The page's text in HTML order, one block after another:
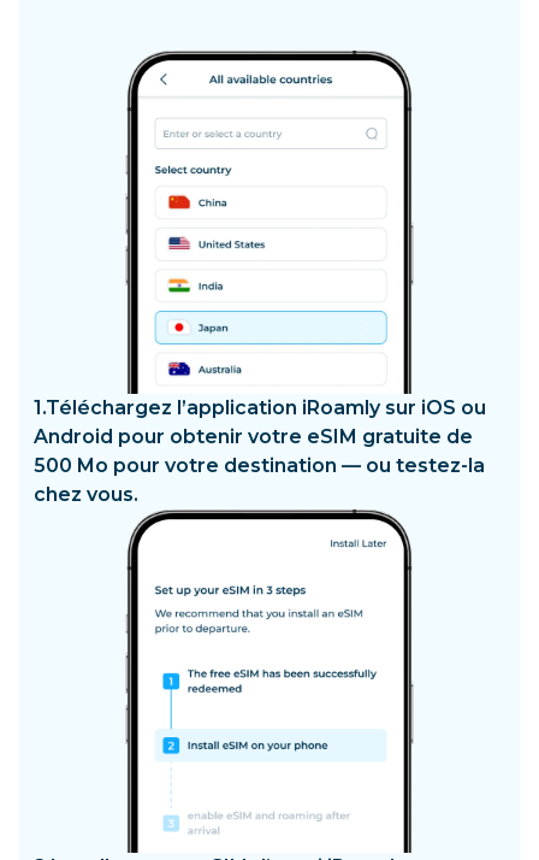
1.Téléchargez l’application iRoamly sur iOS ou
Android pour obtenir votre eSIM gratuite de
500 Mo pour votre destination — ou testez-la
chez vous.